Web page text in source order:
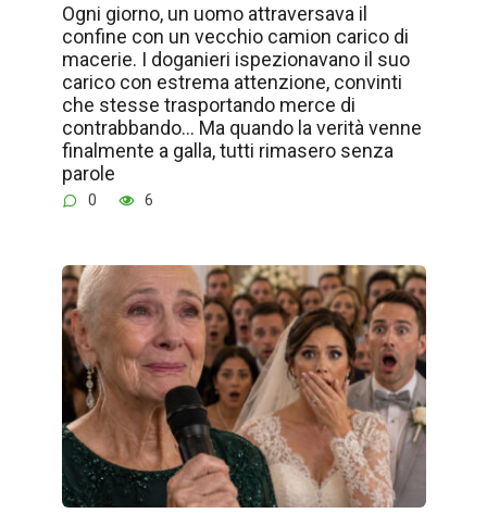
Ogni giorno, un uomo attraversava il
confine con un vecchio camion carico di
macerie. I doganieri ispezionavano il suo
carico con estrema attenzione, convinti
che stesse trasportando merce di
contrabbando… Ma quando la verità venne
finalmente a galla, tutti rimasero senza
parole
0 6